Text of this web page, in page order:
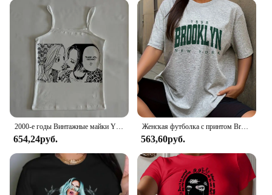
2000-е годы Винтажные майки Y2K Аниме Нана Графическая майка Футболка Кокетка Хип-хоп Уличная одежда Летний укороченный топ Молодежная женская одежда Жилет
654,24руб.
Женская футболка с принтом Brooklyn 1898 — легкий и дышащий повседневный топ с короткими рукавами и круглым вырезом для стильной весенней и летней одежды
563,60руб.